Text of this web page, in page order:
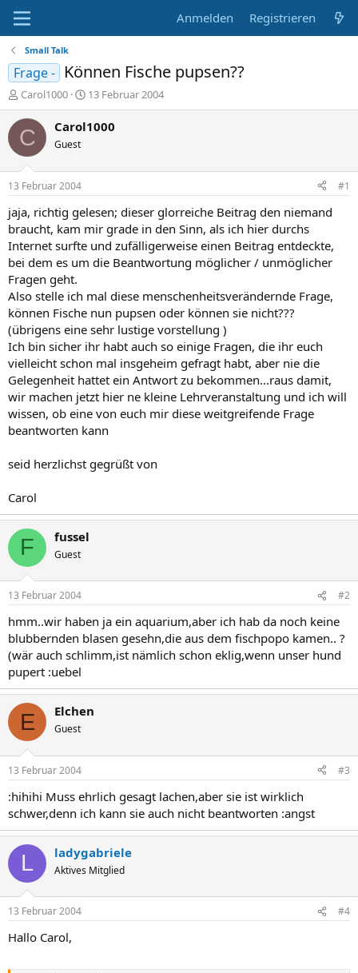
Anmelden Registrieren
Small Talk
Frage - Können Fische pupsen??
E
r
s
t
e
r
Carol1000
E
r
s
t
a
m
13 Februar 2004
C Carol1000
Guest
13 Februar 2004 #1
jaja, richtig gelesen; dieser glorreiche Beitrag den niemand
braucht, kam mir grade in den Sinn, als ich hier durchs
Internet surfte und zufälligerweise einen Beitrag entdeckte,
bei dem es um die Beantwortung möglicher / unmöglicher
Fragen geht.
Also stelle ich mal diese menschenheitsverändernde Frage,
können Fische nun pupsen oder können sie nicht???
(übrigens eine sehr lustige vorstellung )
Ich bin sicher ihr habt auch so einige Fragen, die ihr euch
vielleicht schon mal insgeheim gefragt habt, aber nie die
Gelegenheit hattet ein Antwort zu bekommen...raus damit,
wir machen jetzt hier ne kleine Lehrveranstaltung und ich will
wissen, ob eine von euch mir diese weitgreifende Frage
beantworten kann
seid herzlichst gegrüßt von
Carol
F fussel
Guest
13 Februar 2004 #2
hmm..wir haben ja ein aquarium,aber ich hab da noch keine
blubbernden blasen gesehn,die aus dem fischpopo kamen.. ?
(wär auch schlimm,ist nämlich schon eklig,wenn unser hund
pupert :uebel
E Elchen
Guest
13 Februar 2004 #3
:hihihi Muss ehrlich gesagt lachen,aber sie ist wirklich
schwer,denn ich kann sie auch nicht beantworten :angst
L ladygabriele
Aktives Mitglied
13 Februar 2004 #4
Hallo Carol,